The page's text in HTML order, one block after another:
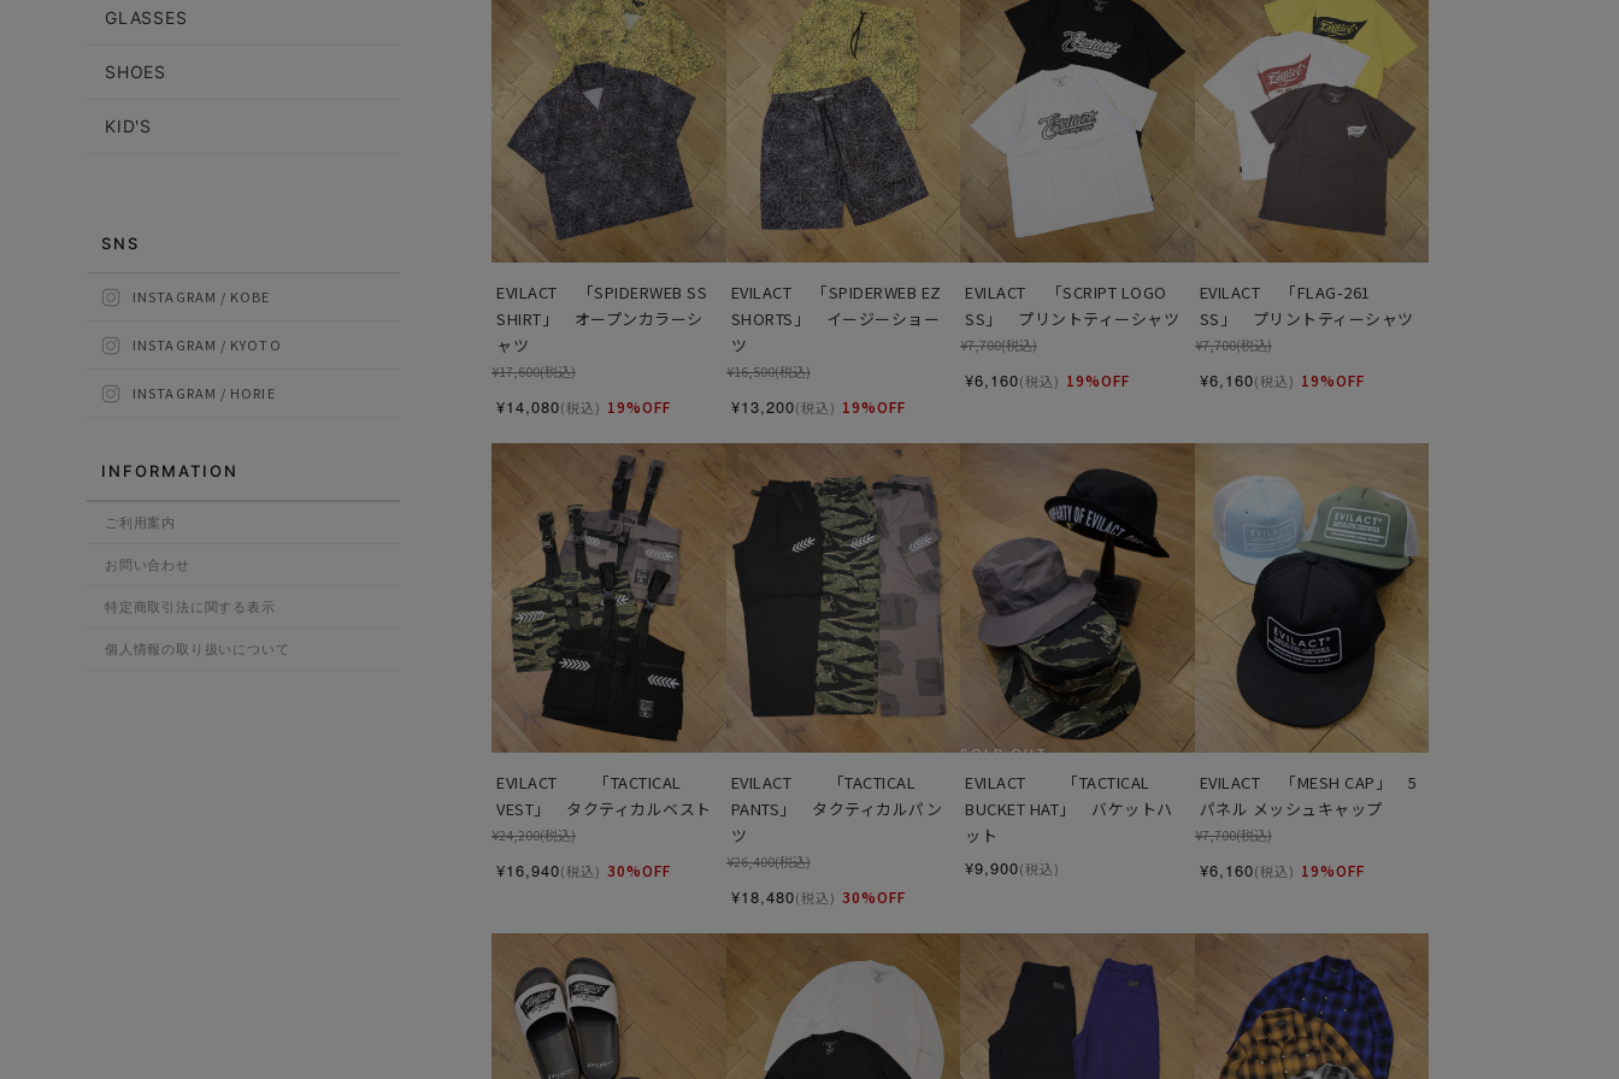
EVILACT 　「SPIDERWEB SS
SHIRT」　オープンカラーシ
ャツ
¥17,600(税込)
¥14,080(税込) 19%OFF
EVILACT 　「SPIDERWEB EZ
SHORTS」　イージーショー
ツ
¥16,500(税込)
¥13,200(税込) 19%OFF
EVILACT 　「SCRIPT LOGO
SS」　プリントティーシャツ
¥7,700(税込)
¥6,160(税込) 19%OFF
EVILACT 　「FLAG-261
SS」　プリントティーシャツ
¥7,700(税込)
¥6,160(税込) 19%OFF
EVILACT 　　「TACTICAL
VEST」　タクティカルベスト
¥24,200(税込)
¥16,940(税込) 30%OFF
EVILACT 　　「TACTICAL
PANTS」　タクティカルパン
ツ
¥26,400(税込)
¥18,480(税込) 30%OFF
SOLD OUT
EVILACT 　　「TACTICAL
BUCKET HAT」　バケットハ
ット
¥9,900(税込)
EVILACT 　「MESH CAP」　5
パネル メッシュキャップ
¥7,700(税込)
¥6,160(税込) 19%OFF
GLASSES
SHOES
KID'S
SNS
INSTAGRAM / KOBE
INSTAGRAM / KYOTO
INSTAGRAM / HORIE
INFORMATION
ご利用案内
お問い合わせ
特定商取引法に関する表示
個人情報の取り扱いについて